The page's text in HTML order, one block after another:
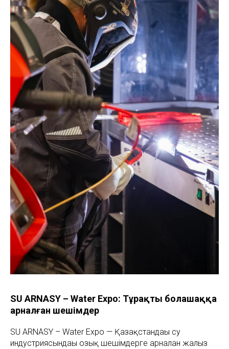
SU ARNASY – Water Expo: Тұрақты болашаққа
арналған шешімдер
SU ARNASY – Water Expo — Қазақстандағы су
индустриясындағы озық шешімдерге арналған жалғыз